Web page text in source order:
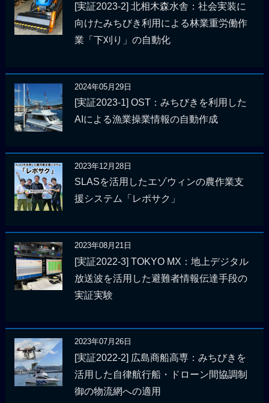
[実証2023-2] 北相木森水舎：社会実装に
向けたみちびき利用による林業重労働作
業「下刈り」の自動化
2024年05月29日
[実証2023-1] OST：みちびきを利用した
AIによる漁業操業情報の自動作成
2023年12月28日
SLASを活用したエゾウィンの農作業支
援システム「レポサク」
2023年08月21日
[実証2022-3] TOKYO MX：地上デジタル
放送波を活用した避難者情報伝達手段の
実証実験
2023年07月26日
[実証2022-2] 広島商船高専：みちびきを
活用した自律航行船・ドローン間協調制
御の物流網への適用